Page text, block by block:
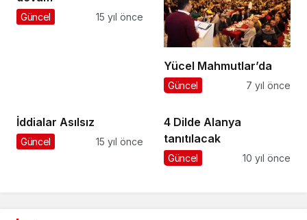
Güncel 15 yıl önce
Yücel Mahmutlar’da
Güncel 7 yıl önce
İddialar Asılsız
Güncel 15 yıl önce
4 Dilde Alanya
tanıtılacak
Güncel 10 yıl önce